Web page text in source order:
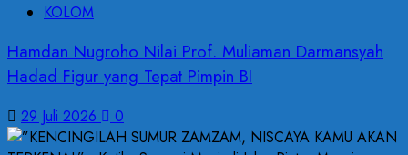
KOLOM
Hamdan Nugroho Nilai Prof. Muliaman Darmansyah
Hadad Figur yang Tepat Pimpin BI
29 Juli 2026 0